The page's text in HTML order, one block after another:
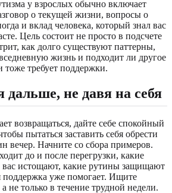
у взрослых обычно включает
о текущей жизни, вопросы о
и вклад человека, который знал вас
Цель состоит не просто в подсчете
как долго существуют паттерны,
жизнь и подходит ли другое
тоже требует поддержки.
дальше, не давя на себя
возвращаться, дайте себе спокойный
пытаться заставить себя обрести
вечер. Начните со сбора примеров.
до и после перегрузки, какие
вас истощают, какие рутины защищают
поддержка уже помогает. Ищите
не только в течение трудной недели.